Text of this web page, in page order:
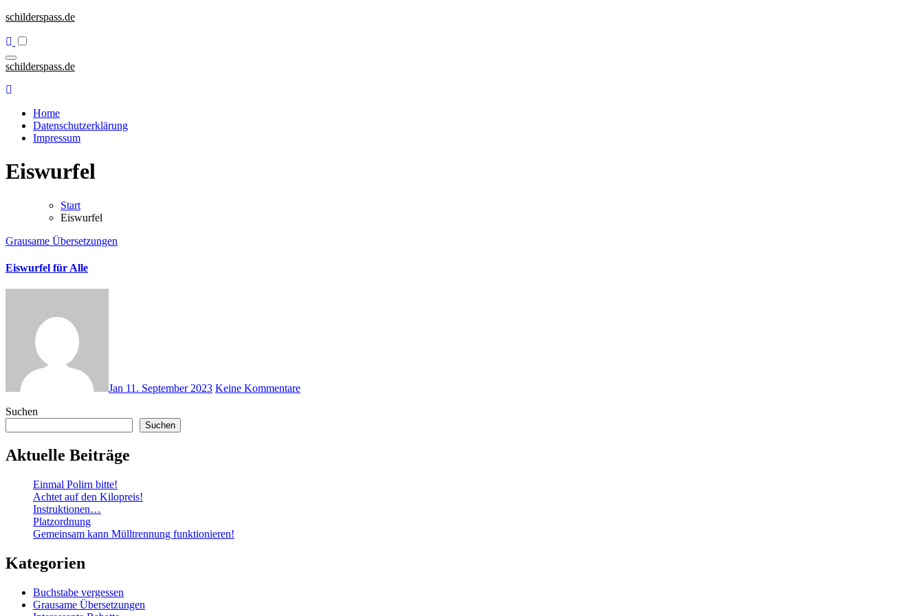
Zum
springen
schilderspass.de
schilderspass.de
Home
Datenschutzerklärung
Impressum
Eiswurfel
Start
Eiswurfel
Grausame Übersetzungen
Eiswurfel für Alle
Jan 11. September 2023 Keine Kommentare
Suchen
Suchen
Aktuelle Beiträge
Einmal Polirn bitte!
Achtet auf den Kilopreis!
Instruktionen…
Platzordnung
Gemeinsam kann Mülltrennung funktionieren!
Kategorien
Buchstabe vergessen
Grausame Übersetzungen